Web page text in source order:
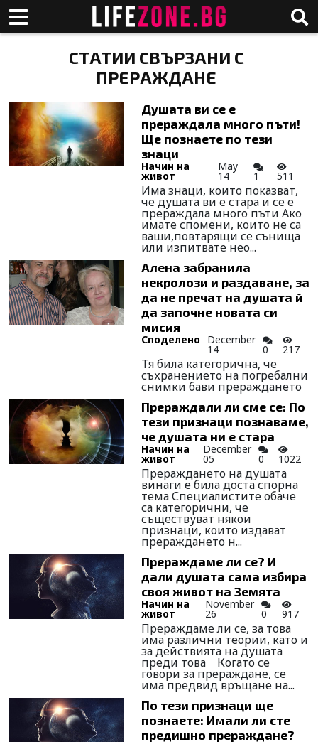
СТАТИИ СВЪРЗАНИ С
ПРЕРАЖДАНЕ
Душата ви се е
прераждала много пъти!
Ще познаете по тези
знаци
Начин на
живот
May
14 1 511
Има знаци, които показват,
че душата ви е стара и се е
прераждала много пъти Ако
имате спомени, които не са
ваши,повтарящи се сънища
или изпитвате нео...
Алена забранила
некролози и раздаване, за
да не пречат на душата й
да започне новата си
мисия
Споделено December
14 0 217
Тя била категорична, че
съхранението на погребални
снимки бави прераждането
Прераждали ли сме се: По
тези признаци познаваме,
че душата ни е стара
Начин на
живот
December
05 0 1022
Прераждането на душата
винаги е била доста спорна
тема Специалистите обаче
са категорични, че
съществуват някои
признаци, които издават
прераждането н...
Прераждаме ли се? И
дали душата сама избира
своя живот на Земята
Начин на
живот
November
26 0 917
Прераждаме ли се, за това
има различни теории, като и
за действията на душата
преди това Когато се
говори за прераждане, се
има предвид връщане на...
По тези признаци ще
познаете: Имали ли сте
предишно прераждане?